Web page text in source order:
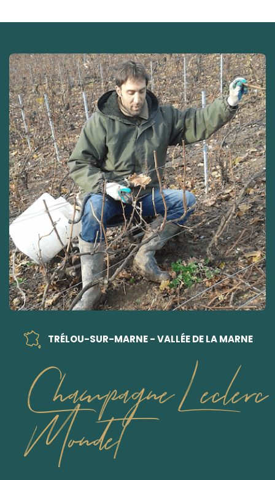
TRÉLOU-SUR-MARNE - VALLÉE DE LA MARNE
Champagne Leclerc
Mondet